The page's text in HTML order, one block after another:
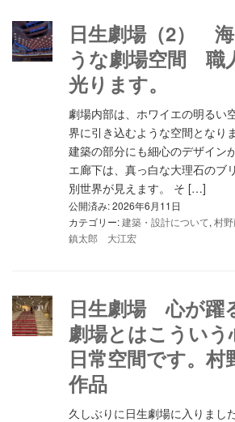
日生劇場（2）
うな劇場空間 職
光ります。
劇場内部は、ホワイエの明るい
界に引き込むような空間となり
建築の部分にも細心のデザイン
エ廊下は、真っ白な大理石のブ
別世界が見えます。 そ […]
公開済み: 2026年6月11日
カテゴリー:建築・設計について, 村
鎮太郎 大江宏
日生劇場 心が躍
劇場とはこうい
日常空間です。村
作品
久しぶりに日生劇場に入りまし